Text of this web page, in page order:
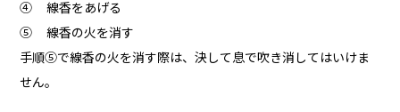
④ 線香をあげる
⑤ 線香の火を消す
手順⑤で線香の火を消す際は、決して息で吹き消してはいけま
せん。